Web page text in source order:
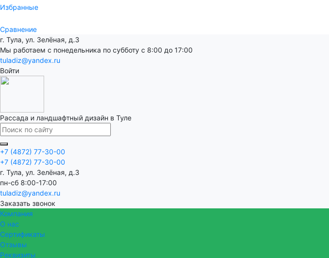
Избранные
Сравнение
г. Тула, ул. Зелёная, д.3
Мы работаем с понедельника по субботу с 8:00 до 17:00
tuladiz@yandex.ru
Войти
Рассада и ландшафтный дизайн в Туле
+7 (4872) 77-30-00
+7 (4872) 77-30-00
г. Тула, ул. Зелёная, д.3
пн-сб 8:00-17:00
tuladiz@yandex.ru
Заказать звонок
Компания
О нас
Сертификаты
Отзывы
Реквизиты